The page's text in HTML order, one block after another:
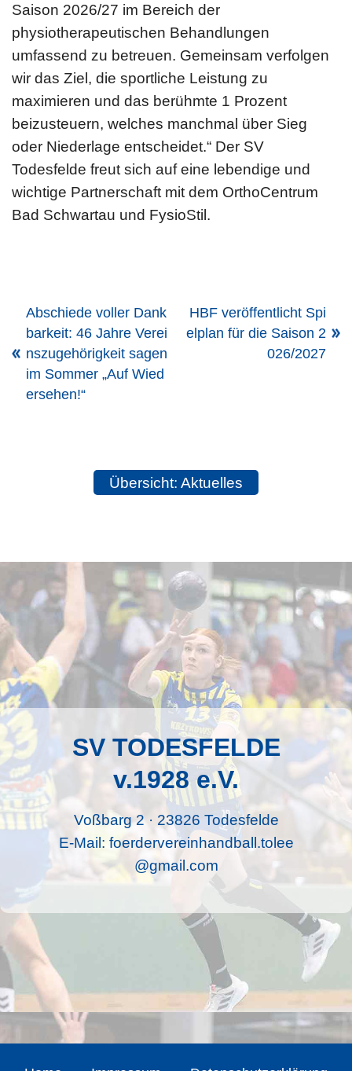
Saison 2026/27 im Bereich der
physiotherapeutischen Behandlungen
umfassend zu betreuen. Gemeinsam verfolgen
wir das Ziel, die sportliche Leistung zu
maximieren und das berühmte 1 Prozent
beizusteuern, welches manchmal über Sieg
oder Niederlage entscheidet.“ Der SV
Todesfelde freut sich auf eine lebendige und
wichtige Partnerschaft mit dem OrthoCentrum
Bad Schwartau und FysioStil.
Abschiede voller Dank
barkeit: 46 Jahre Verei
nszugehörigkeit sagen
im Sommer „Auf Wied
ersehen!“
HBF veröffentlicht Spi
elplan für die Saison 2
026/2027
Übersicht: Aktuelles
SV TODESFELDE
v.1928 e.V.
Voßbarg 2 · 23826 Todesfelde
E-Mail: foerdervereinhandball.tolee
@gmail.com